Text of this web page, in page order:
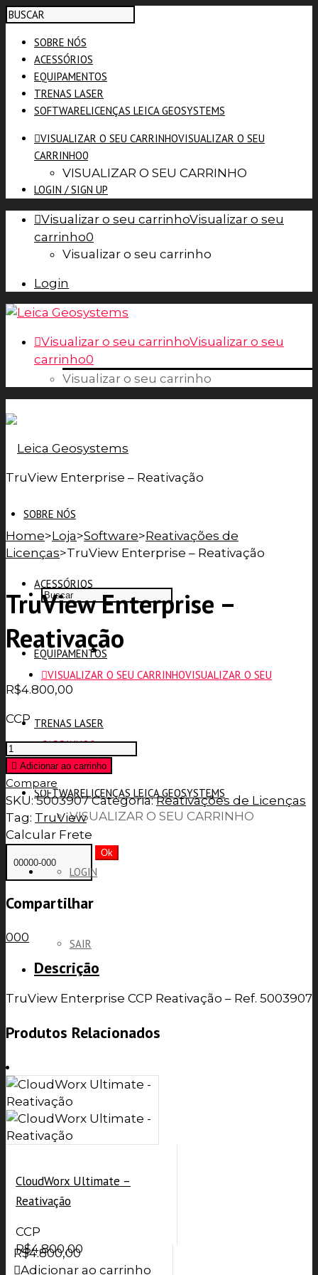
SOBRE NÓS
ACESSÓRIOS
EQUIPAMENTOS
TRENAS LASER
SOFTWARELICENÇAS LEICA GEOSYSTEMS
VISUALIZAR O SEU CARRINHOVISUALIZAR O SEU
CARRINHO0
VISUALIZAR O SEU CARRINHO
LOGIN / SIGN UP
Visualizar o seu carrinhoVisualizar o seu
carrinho0
Visualizar o seu carrinho
Login
Visualizar o seu carrinhoVisualizar o seu
carrinho0
Visualizar o seu carrinho
SOBRE NÓS
ACESSÓRIOS
EQUIPAMENTOS
TRENAS LASER
SOFTWARELICENÇAS LEICA GEOSYSTEMS
VISUALIZAR O SEU CARRINHOVISUALIZAR O SEU
CARRINHO0
VISUALIZAR O SEU CARRINHO
LOGIN
SAIR
TruView Enterprise – Reativação
Home>Loja>Software>Reativações de
Licenças>TruView Enterprise – Reativação
TruView Enterprise –
Reativação
R$4.800,00
CCP
TruView
Enterprise
-
Reativação
quantity
Adicionar ao carrinho
Compare
SKU:5003907 Categoria:Reativações de Licenças
Tag: TruView
Calcular Frete
Ok
Compartilhar
000
Descrição
TruView Enterprise CCP Reativação – Ref. 5003907
Produtos Relacionados
CloudWorx Ultimate –
Reativação
CCP
R$4.800,00
R$4.800,00
Adicionar ao carrinho